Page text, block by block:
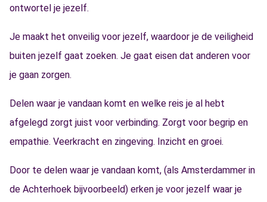
ontwortel je jezelf.
Je maakt het onveilig voor jezelf, waardoor je de veiligheid
buiten jezelf gaat zoeken. Je gaat eisen dat anderen voor
je gaan zorgen.
Delen waar je vandaan komt en welke reis je al hebt
afgelegd zorgt juist voor verbinding. Zorgt voor begrip en
empathie. Veerkracht en zingeving. Inzicht en groei.
Door te delen waar je vandaan komt, (als Amsterdammer in
de Achterhoek bijvoorbeeld) erken je voor jezelf waar je